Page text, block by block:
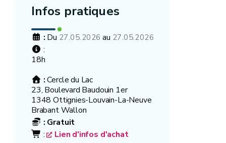
Infos pratiques
: Du 27.05.2026 au 27.05.2026
:
18h
:Cercle du Lac
23, Boulevard Baudouin 1er
1348 Ottignies-Louvain-La-Neuve
Brabant Wallon
: Gratuit
:
Lien d'infos d'achat